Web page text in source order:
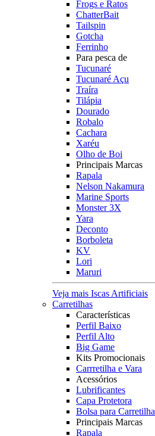
Frogs e Ratos
ChatterBait
Tailspin
Gotcha
Ferrinho
Para pesca de
Tucunaré
Tucunaré Açu
Traíra
Tilápia
Dourado
Robalo
Cachara
Xaréu
Olho de Boi
Principais Marcas
Rapala
Nelson Nakamura
Marine Sports
Monster 3X
Yara
Deconto
Borboleta
KV
Lori
Maruri
Veja mais Iscas Artificiais
Carretilhas
Características
Perfil Baixo
Perfil Alto
Big Game
Kits Promocionais
Carrretilha e Vara
Acessórios
Lubrificantes
Capa Protetora
Bolsa para Carretilha
Principais Marcas
Rapala